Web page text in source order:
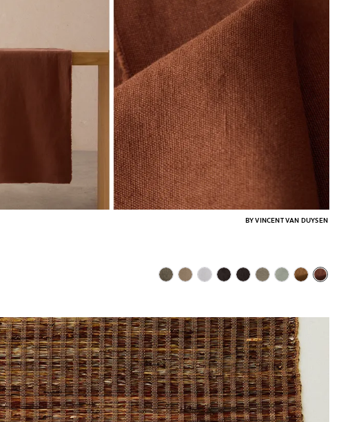
BY VINCENT VAN DUYSEN